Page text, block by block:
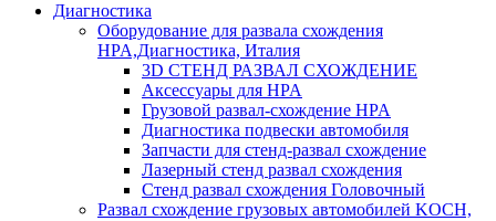
Диагностика
Оборудование для развала схождения
HPA,Диагностика, Италия
3D СТЕНД РАЗВАЛ СХОЖДЕНИЕ
Аксессуары для HPA
Грузовой развал-схождение HPA
Диагностика подвески автомобиля
Запчасти для стенд-развал схождение
Лазерный стенд развал схождения
Стенд развал схождения Головочный
Развал схождение грузовых автомобилей KOCH,